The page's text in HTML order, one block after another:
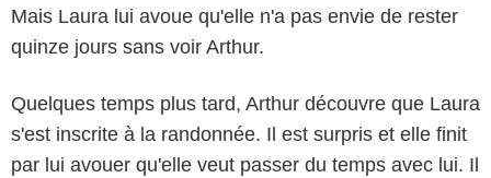
Mais Laura lui avoue qu'elle n'a pas envie de rester
quinze jours sans voir Arthur.
Quelques temps plus tard, Arthur découvre que Laura
s'est inscrite à la randonnée. Il est surpris et elle finit
par lui avouer qu'elle veut passer du temps avec lui. Il